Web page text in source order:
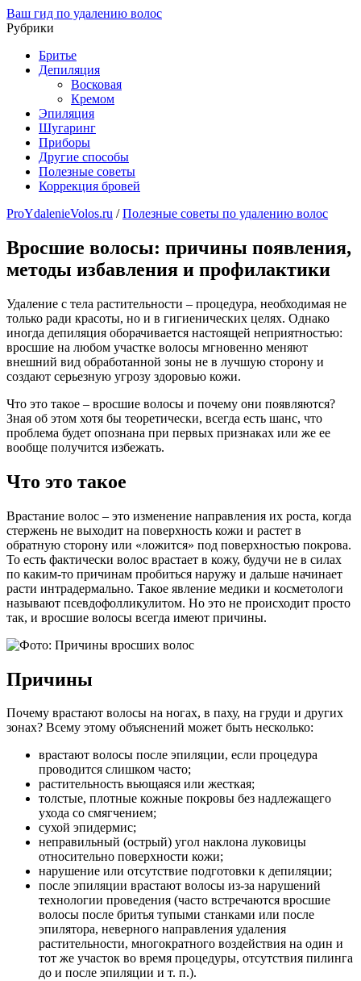
Ваш гид по удалению волос
Рубрики
Бритье
Депиляция
Восковая
Кремом
Эпиляция
Шугаринг
Приборы
Другие способы
Полезные советы
Коррекция бровей
ProYdalenieVolos.ru / Полезные советы по удалению волос
Вросшие волосы: причины появления,
методы избавления и профилактики
Удаление с тела растительности – процедура, необходимая не
только ради красоты, но и в гигиенических целях. Однако
иногда депиляция оборачивается настоящей неприятностью:
вросшие на любом участке волосы мгновенно меняют
внешний вид обработанной зоны не в лучшую сторону и
создают серьезную угрозу здоровью кожи.
Что это такое – вросшие волосы и почему они появляются?
Зная об этом хотя бы теоретически, всегда есть шанс, что
проблема будет опознана при первых признаках или же ее
вообще получится избежать.
Что это такое
Врастание волос – это изменение направления их роста, когда
стержень не выходит на поверхность кожи и растет в
обратную сторону или «ложится» под поверхностью покрова.
То есть фактически волос врастает в кожу, будучи не в силах
по каким-то причинам пробиться наружу и дальше начинает
расти интрадермально. Такое явление медики и косметологи
называют псевдофолликулитом. Но это не происходит просто
так, и вросшие волосы всегда имеют причины.
Причины
Почему врастают волосы на ногах, в паху, на груди и других
зонах? Всему этому объяснений может быть несколько:
врастают волосы после эпиляции, если процедура
проводится слишком часто;
растительность вьющаяся или жесткая;
толстые, плотные кожные покровы без надлежащего
ухода со смягчением;
сухой эпидермис;
неправильный (острый) угол наклона луковицы
относительно поверхности кожи;
нарушение или отсутствие подготовки к депиляции;
после эпиляции врастают волосы из-за нарушений
технологии проведения (часто встречаются вросшие
волосы после бритья тупыми станками или после
эпилятора, неверного направления удаления
растительности, многократного воздействия на один и
тот же участок во время процедуры, отсутствия пилинга
до и после эпиляции и т. п.).